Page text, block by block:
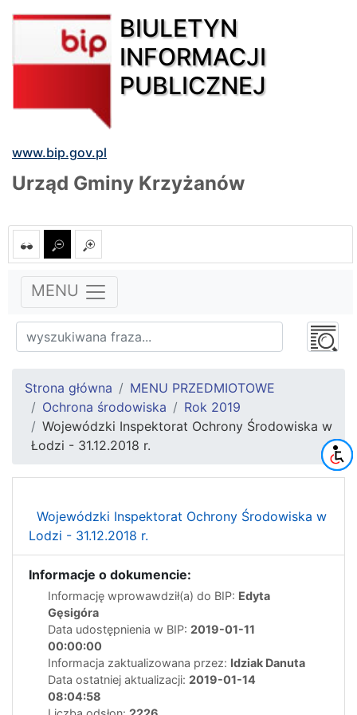
BIULETYN
INFORMACJI
PUBLICZNEJ
www.bip.gov.pl
Urząd Gminy Krzyżanów
MENU
Strona główna
MENU PRZEDMIOTOWE
Ochrona środowiska
Rok 2019
Wojewódzki Inspektorat Ochrony Środowiska w
Łodzi - 31.12.2018 r.
Wojewódzki Inspektorat Ochrony Środowiska w
Lodzi - 31.12.2018 r.
Informacje o dokumencie:
Informację wprowawdził(a) do BIP: Edyta
Gęsigóra
Data udostępnienia w BIP: 2019-01-11
00:00:00
Informacja zaktualizowana przez: Idziak Danuta
Data ostatniej aktualizacji: 2019-01-14
08:04:58